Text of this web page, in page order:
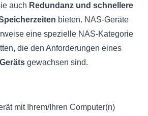
auch Redundanz und schnellere
bieten. NAS-Geräte
eine spezielle NAS-Kategorie
die den Anforderungen eines
gewachsen sind.
mit Ihrem/Ihren Computer(n)